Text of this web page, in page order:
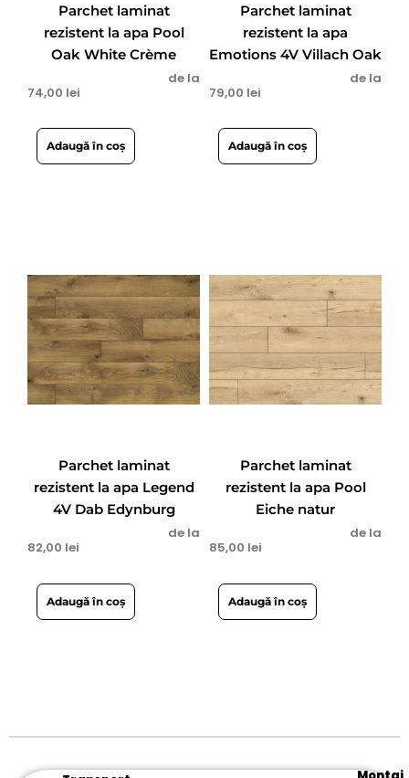
Parchet laminat
rezistent la apa Pool
Oak White Crème
de la
74,00 lei
Adaugă în coș
Parchet laminat
rezistent la apa
Emotions 4V Villach Oak
de la
79,00 lei
Adaugă în coș
Parchet laminat
rezistent la apa Legend
4V Dab Edynburg
de la
82,00 lei
Adaugă în coș
Parchet laminat
rezistent la apa Pool
Eiche natur
de la
85,00 lei
Adaugă în coș